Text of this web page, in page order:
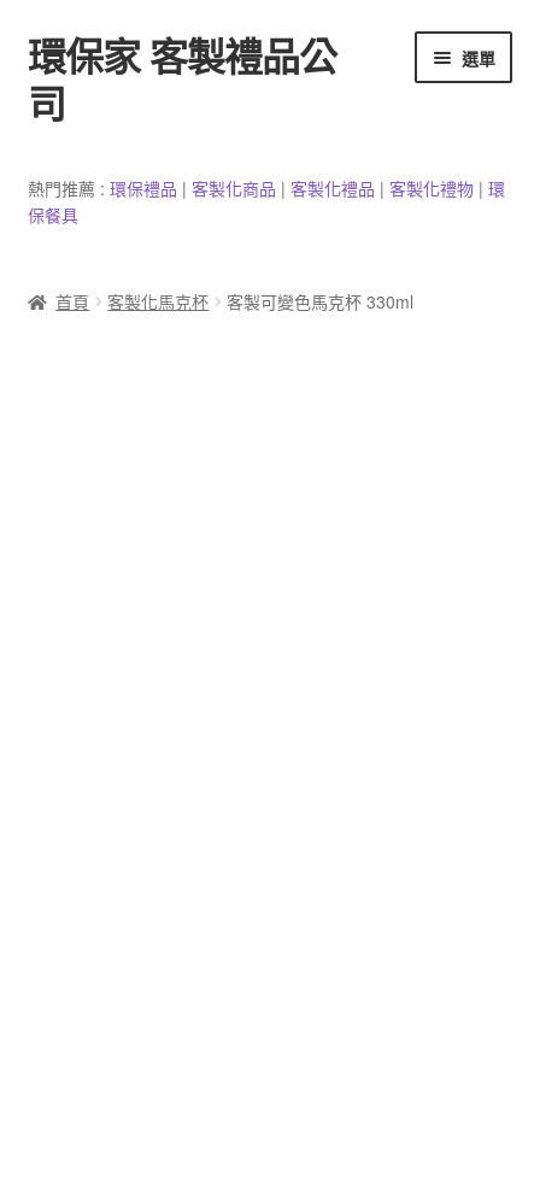
跳
至
導
跳
至
主
容
環保家 客製禮品公
司
選單
3C產品客製
熱門推薦 : 環保禮品 | 客製化商品 | 客製化禮品 | 客製化禮物| 環
保餐具
首頁 客製化馬克杯 客製可變色馬克杯 330ml